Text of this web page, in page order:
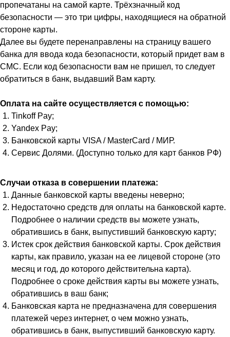
пропечатаны на самой карте. Трёхзначный код
безопасности — это три цифры, находящиеся на обратной
стороне карты.
Далее вы будете перенаправлены на страницу вашего
банка для ввода кода безопасности, который придет вам в
СМС. Если код безопасности вам не пришел, то следует
обратиться в банк, выдавший Вам карту.
Оплата на сайте осуществляется с помощью:
Tinkoff Pay;
Yandex Pay;
Банковской карты VISA / MasterCard / МИР.
Сервис Долями. (Доступно только для карт банков РФ)
Случаи отказа в совершении платежа:
Данные банковской карты введены неверно;
Недостаточно средств для оплаты на банковской карте.
Подробнее о наличии средств вы можете узнать,
обратившись в банк, выпустивший банковскую карту;
Истек срок действия банковской карты. Срок действия
карты, как правило, указан на ее лицевой стороне (это
месяц и год, до которого действительна карта).
Подробнее о сроке действия карты вы можете узнать,
обратившись в ваш банк;
Банковская карта не предназначена для совершения
платежей через интернет, о чем можно узнать,
обратившись в банк, выпустивший банковскую карту.